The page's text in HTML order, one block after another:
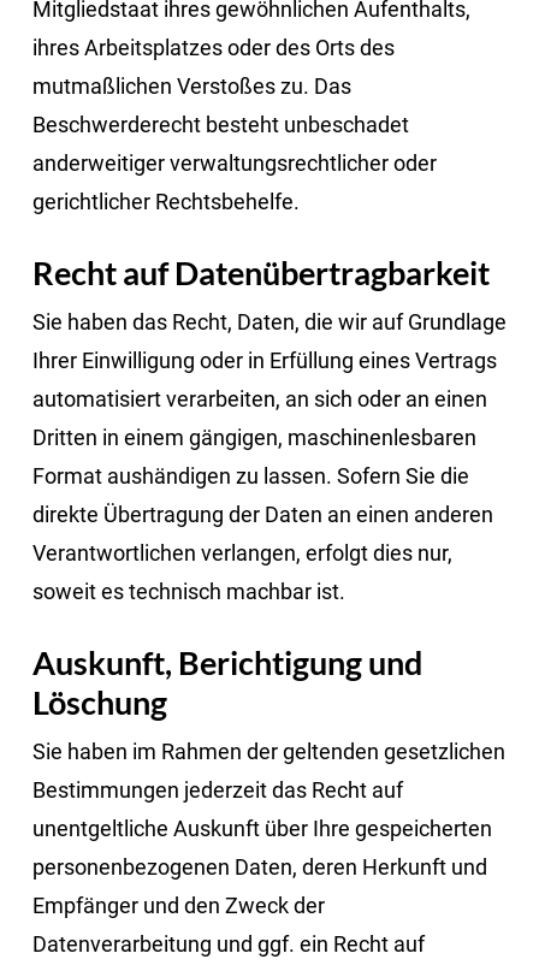
Mitgliedstaat ihres gewöhnlichen Aufenthalts,
ihres Arbeitsplatzes oder des Orts des
mutmaßlichen Verstoßes zu. Das
Beschwerderecht besteht unbeschadet
anderweitiger verwaltungsrechtlicher oder
gerichtlicher Rechtsbehelfe.
Recht auf Daten­übertrag­barkeit
Sie haben das Recht, Daten, die wir auf Grundlage
Ihrer Einwilligung oder in Erfüllung eines Vertrags
automatisiert verarbeiten, an sich oder an einen
Dritten in einem gängigen, maschinenlesbaren
Format aushändigen zu lassen. Sofern Sie die
direkte Übertragung der Daten an einen anderen
Verantwortlichen verlangen, erfolgt dies nur,
soweit es technisch machbar ist.
Auskunft, Berichtigung und
Löschung
Sie haben im Rahmen der geltenden gesetzlichen
Bestimmungen jederzeit das Recht auf
unentgeltliche Auskunft über Ihre gespeicherten
personenbezogenen Daten, deren Herkunft und
Empfänger und den Zweck der
Datenverarbeitung und ggf. ein Recht auf